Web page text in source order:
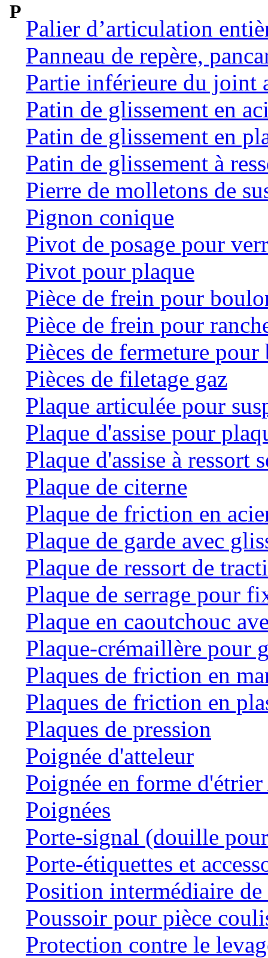
P
Palier d’articulation
Panneau de repère,
Partie inférieure du joint
Patin de glissement en
Patin de glissement en
Patin de glissement à
Pierre de molletons de
Pignon conique
Pivot de posage pour
Pivot pour plaque
Pièce de frein pour
Pièce de frein pour
Pièces de fermeture
Pièces de filetage gaz
Plaque articulée pour
Plaque d'assise pour
Plaque d'assise à ressort
Plaque de citerne
Plaque de friction en
Plaque de garde avec
Plaque de ressort de
Plaque de serrage pour
Plaque en caoutchouc
Plaque-crémaillère pour
Plaques de friction en
Plaques de friction en
Plaques de pression
Poignée d'atteleur
Poignée en forme
Poignées
Porte-signal (douille
Porte-étiquettes et
Position intermédiaire
Poussoir pour pièce
Protection contre le